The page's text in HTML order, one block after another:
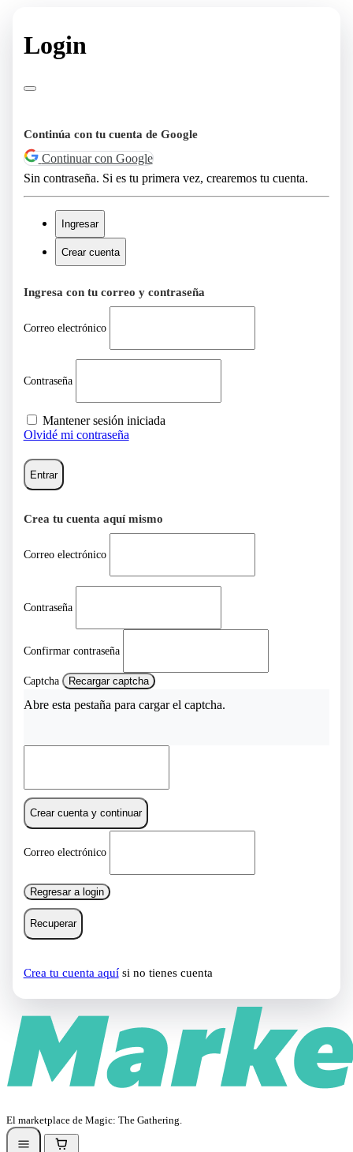
Login
Continúa con tu cuenta de Google
Continuar con Google
Sin contraseña. Si es tu primera vez, crearemos tu cuenta.
Ingresar
Crear cuenta
Ingresa con tu correo y contraseña
Correo electrónico
Contraseña
Mantener sesión iniciada
Olvidé mi contraseña
Entrar
Crea tu cuenta aquí mismo
Correo electrónico
Contraseña
Confirmar contraseña
Captcha Recargar captcha
Abre esta pestaña para cargar el captcha.
Crear cuenta y continuar
Correo electrónico
Regresar a login
Recuperar
Crea tu cuenta aquísi no tienes cuenta
El marketplace de Magic: The Gathering.